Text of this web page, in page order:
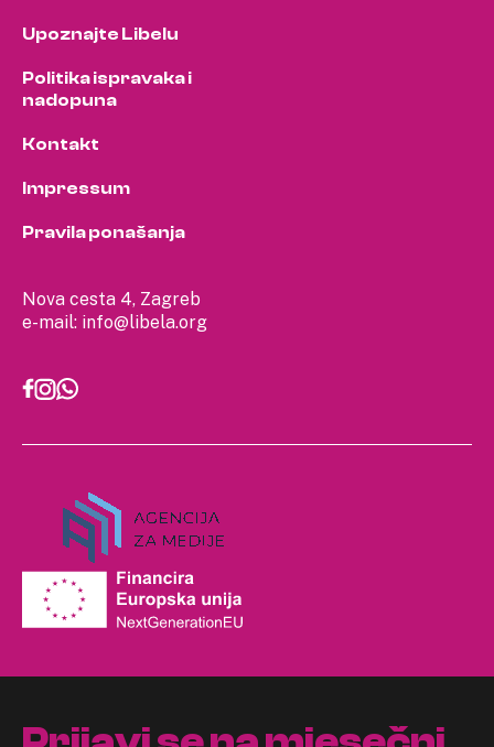
Nova cesta 4, Zagreb
e-mail: info@libela.org
Upoznajte Libelu
Politika ispravaka i
nadopuna
Kontakt
Impressum
Pravila ponašanja